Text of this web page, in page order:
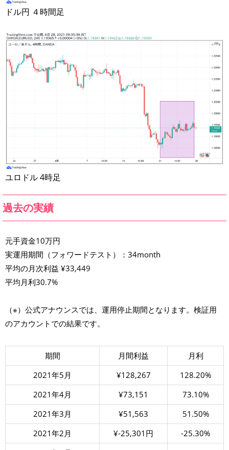
ドル円 ４時間足
ユロドル 4時足
過去の実績
元手資金10万円
実運用期間（フォワードテスト）：34month
平均の月次利益 ¥33,449
平均月利30.7%
（※）公式アナウンスでは、運用停止期間となります。検証用
のアカウントでの結果です。
期間 月間利益
月利
2021年5月
¥128,267
128.20%
2021年4月
¥73,151
73.10%
2021年3月
¥51,563
51.50%
2021年2月
¥-25,301円
-25.30%